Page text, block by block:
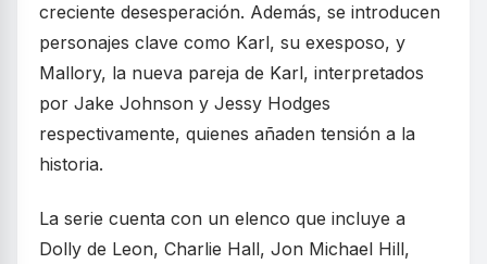
creciente desesperación. Además, se introducen
personajes clave como Karl, su exesposo, y
Mallory, la nueva pareja de Karl, interpretados
por Jake Johnson y Jessy Hodges
respectivamente, quienes añaden tensión a la
historia.
La serie cuenta con un elenco que incluye a
Dolly de Leon, Charlie Hall, Jon Michael Hill,